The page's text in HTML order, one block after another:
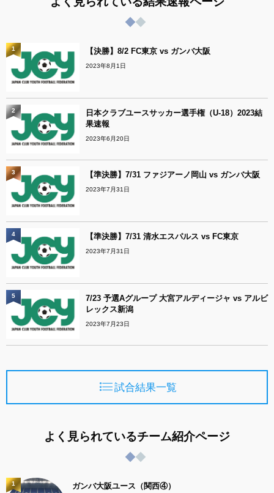
【決勝】8/2 FC東京 vs ガンバ大阪
2023年8月1日
1
日本クラブユースサッカー選手権（U-18）2023結
果速報
2023年6月20日
2
【準決勝】7/31 ファジアーノ岡山 vs ガンバ大阪
2023年7月31日
3
【準決勝】7/31 清水エスパルス vs FC東京
2023年7月31日
4
7/23 予選Aグループ 大宮アルディージャ vs アルビ
レックス新潟
2023年7月23日
5
試合結果一覧
よく見られているチーム紹介ページ
ガンバ大阪ユース（関西④）
1